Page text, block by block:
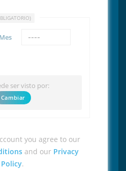
Mes
ser visto por:
Cambiar
you agree to our
and our Privacy
Policy.